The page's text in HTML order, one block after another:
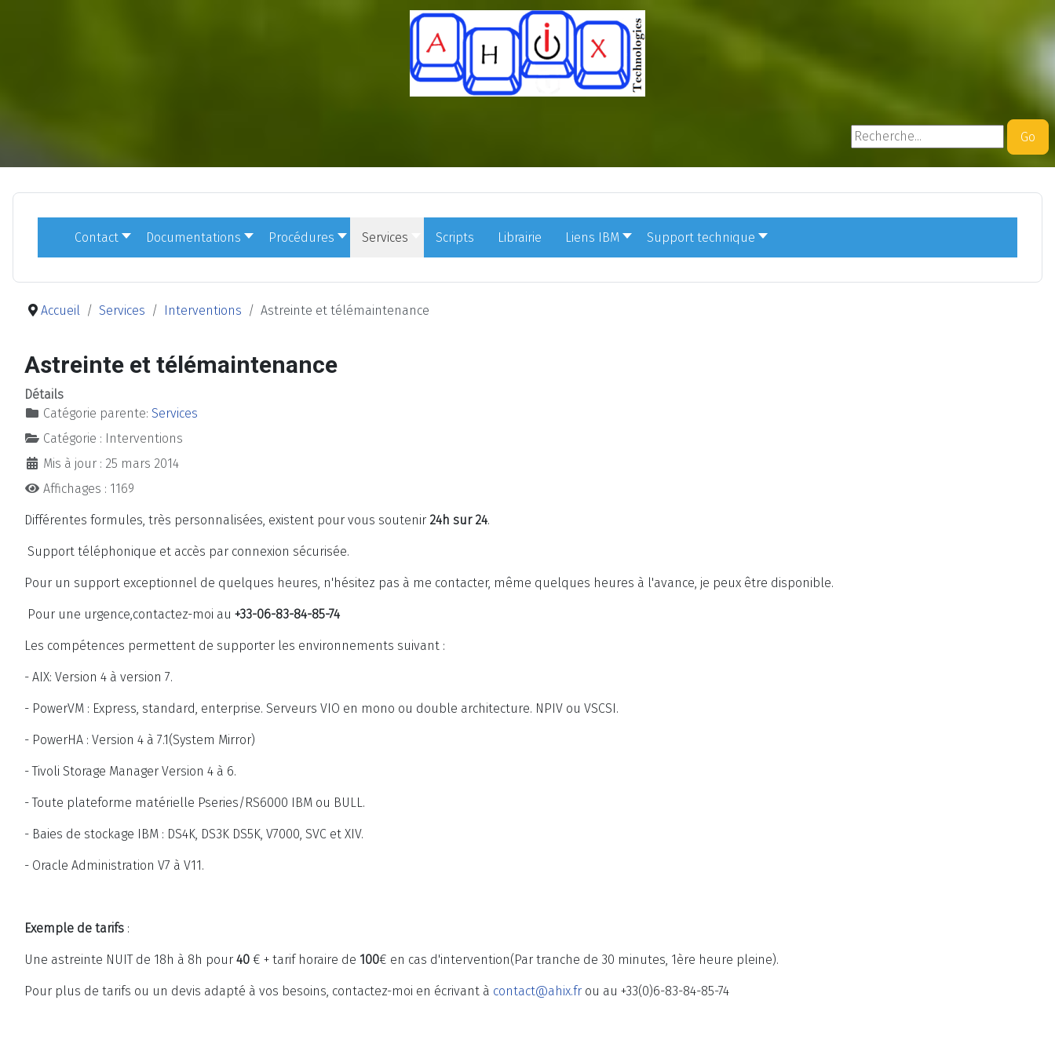
Rechercher
Go
Contact Documentations Procédures Services Scripts Librairie Liens IBM Support technique
Accueil Services Interventions Astreinte et télémaintenance
Astreinte et télémaintenance
Détails
Catégorie parente: Services
Catégorie :
Interventions
Mis à jour : 25 mars 2014
Affichages : 1169
Différentes formules, très personnalisées, existent pour vous soutenir 24h sur 24.
Support téléphonique et accès par connexion sécurisée.
Pour un support exceptionnel de quelques heures, n'hésitez pas à me contacter, même quelques heures à l'avance, je peux être disponible.
Pour une urgence,contactez-moi au +33-06-83-84-85-74
Les compétences permettent de supporter les environnements suivant :
- AIX: Version 4 à version 7.
- PowerVM : Express, standard, enterprise. Serveurs VIO en mono ou double architecture. NPIV ou VSCSI.
- PowerHA : Version 4 à 7.1(System Mirror)
- Tivoli Storage Manager Version 4 à 6.
- Toute plateforme matérielle Pseries/RS6000 IBM ou BULL.
- Baies de stockage IBM : DS4K, DS3K DS5K, V7000, SVC et XIV.
- Oracle Administration V7 à V11.
Exemple de tarifs :
Une astreinte NUIT de 18h à 8h pour 40 € + tarif horaire de 100€ en cas d'intervention(Par tranche de 30 minutes, 1ère heure pleine).
Pour plus de tarifs ou un devis adapté à vos besoins, contactez-moi en écrivant à contact@ahix.fr ou au +33(0)6-83-84-85-74